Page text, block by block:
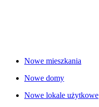
Nowe mieszkania
Nowe domy
Nowe lokale użytkowe